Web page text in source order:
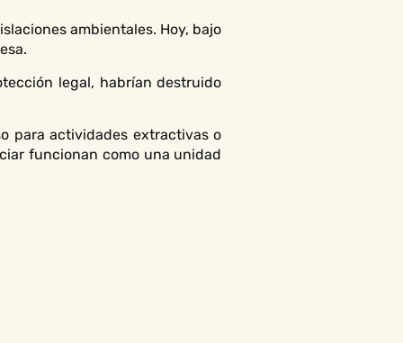
ambientales. Hoy, bajo
legal, habrían destruido
para actividades extractivas o
funcionan como una unidad